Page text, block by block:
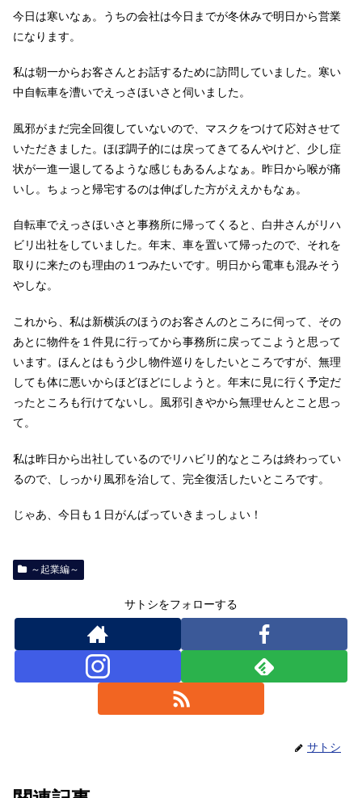
今日は寒いなぁ。うちの会社は今日までが冬休みで明日から営業
になります。
私は朝一からお客さんとお話するために訪問していました。寒い
中自転車を漕いでえっさほいさと伺いました。
風邪がまだ完全回復していないので、マスクをつけて応対させて
いただきました。ほぼ調子的には戻ってきてるんやけど、少し症
状が一進一退してるような感じもあるんよなぁ。昨日から喉が痛
いし。ちょっと帰宅するのは伸ばした方がええかもなぁ。
自転車でえっさほいさと事務所に帰ってくると、白井さんがリハ
ビリ出社をしていました。年末、車を置いて帰ったので、それを
取りに来たのも理由の１つみたいです。明日から電車も混みそう
やしな。
これから、私は新横浜のほうのお客さんのところに伺って、その
あとに物件を１件見に行ってから事務所に戻ってこようと思って
います。ほんとはもう少し物件巡りをしたいところですが、無理
しても体に悪いからほどほどにしようと。年末に見に行く予定だ
ったところも行けてないし。風邪引きやから無理せんとこと思っ
て。
私は昨日から出社しているのでリハビリ的なところは終わってい
るので、しっかり風邪を治して、完全復活したいところです。
じゃあ、今日も１日がんばっていきまっしょい！
～起業編～
サトシをフォローする
サトシ